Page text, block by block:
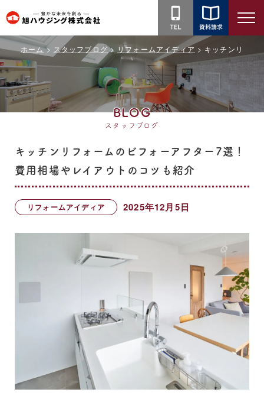
旭
ハ
ウ
ジ
ン
グ
社
ホーム スタッフブログ リフォームアイディア キッチンリフォ
BLOG
スタッフブログ
キッチンリフォームのビフォーアフター7選！
費用相場やレイアウトのコツも紹介
リフォームアイディア 2025年12月5日